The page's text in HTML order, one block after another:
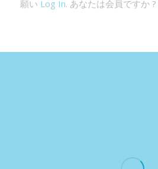
願い Log In. あなたは会員ですか ?